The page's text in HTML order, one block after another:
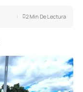
2 Min De Lectura